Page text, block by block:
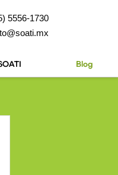
5556-1730
Blog